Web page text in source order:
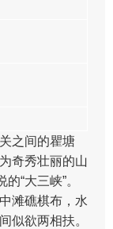
之间的瞿塘
奇秀壮丽的山
“大三峡”。
滩礁棋布，水
似欲两相扶。